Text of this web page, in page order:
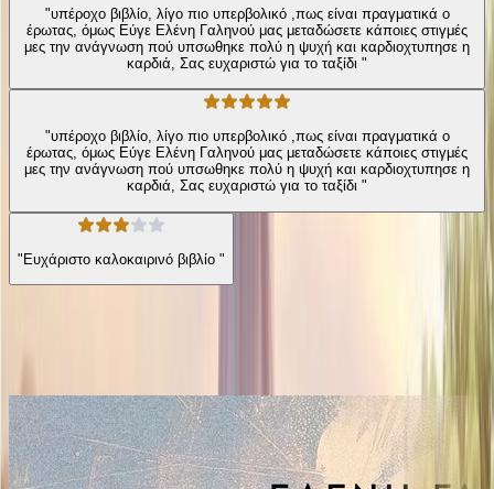
"υπέροχο βιβλίο, λίγο πιο υπερβολικό ,πως είναι πραγματικά ο
έρωτας, όμως Εύγε Ελένη Γαληνού μας μεταδώσετε κάποιες στιγμές
μες την ανάγνωση πού υπσωθηκε πολύ η ψυχή και καρδιοχτυπησε η
καρδιά, Σας ευχαριστώ για το ταξίδι "
"υπέροχο βιβλίο, λίγο πιο υπερβολικό ,πως είναι πραγματικά ο
έρωτας, όμως Εύγε Ελένη Γαληνού μας μεταδώσετε κάποιες στιγμές
μες την ανάγνωση πού υπσωθηκε πολύ η ψυχή και καρδιοχτυπησε η
καρδιά, Σας ευχαριστώ για το ταξίδι "
"Ευχάριστο καλοκαιρινό βιβλίο "